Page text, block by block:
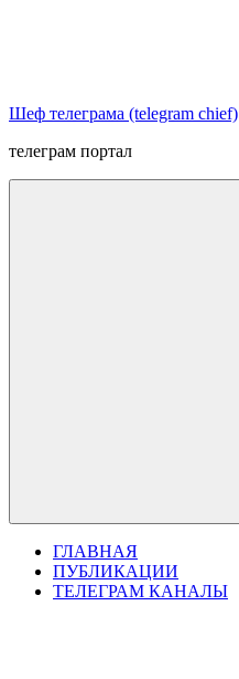
Шеф телеграма (telegram chief)
телеграм портал
ГЛАВНАЯ
ПУБЛИКАЦИИ
ТЕЛЕГРАМ КАНАЛЫ